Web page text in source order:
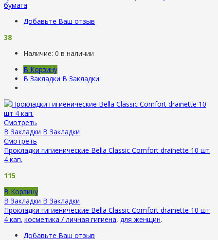
бумага.
Добавьте Ваш отзыв
38
Наличие: 0 в наличии
В Корзину
В Закладки В Закладки
Смотреть
В Закладки В Закладки
Смотреть
Прокладки гигиенические Bella Classic Comfort drainette 10 шт
4 кап.
115
В Корзину
В Закладки В Закладки
Прокладки гигиенические Bella Classic Comfort drainette 10 шт
4 кап. косметика / личная гигиена, для женщин.
Добавьте Ваш отзыв